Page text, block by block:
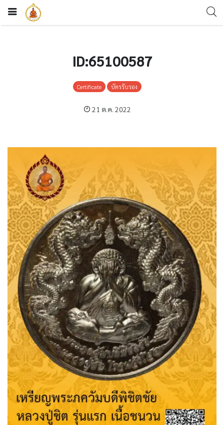
ID:65100587
Certificate บัตรรับรอง
21 ต.ค. 2022